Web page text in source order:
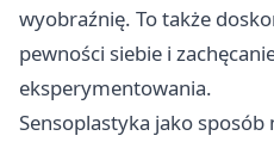
wyobraźnię. To także
pewności siebie i
eksperymentowania.
Sensoplastyka jako